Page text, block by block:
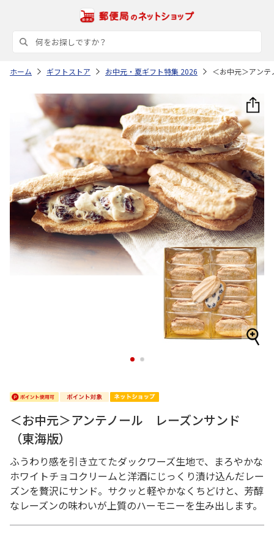
ホーム ギフトストア お中元・夏ギフト特集 2026 ＜お中元＞アン
1 2
＜お中元＞アンテノール レーズンサンド
（東海版）
ふうわり感を引き立てたダックワーズ生地で、まろやかな
ホワイトチョコクリームと洋酒にじっくり漬け込んだレー
ズンを贅沢にサンド。サクッと軽やかなくちどけと、芳醇
なレーズンの味わいが上質のハーモニーを生み出します。